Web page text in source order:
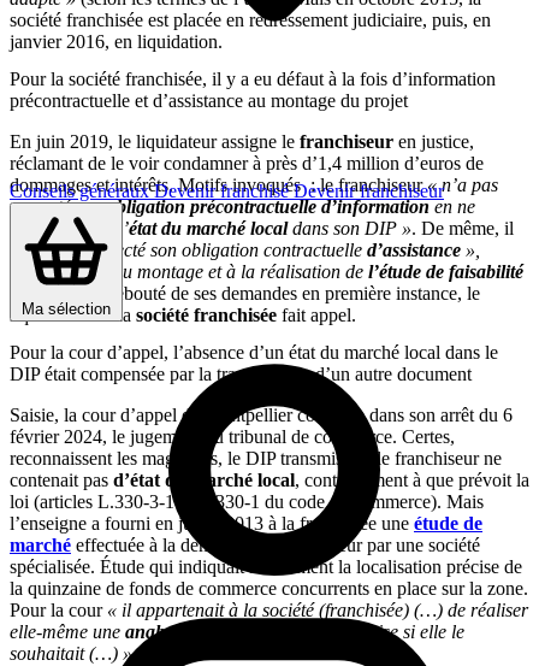
Conseils générauxDevenir franchiséDevenir franchiseur
Ma sélection
société franchisée est placée en redressement judiciaire, puis, en
janvier 2016, en liquidation.
Pour la société franchisée, il y a eu défaut à la fois d’information
précontractuelle et d’assistance au montage du projet
En juin 2019, le liquidateur assigne le franchiseur en justice,
réclamant de le voir condamner à près d’1,4 million d’euros de
dommages et intérêts. Motifs invoqués : le franchiseur« n’a pas
respecté sonobligation précontractuelle d’informationen ne
délivrant pas d’état du marché localdans son DIP ». De même, il
n’a« pas respecté son obligation contractuelle d’assistance »,
notamment «
au montage et à la réalisation de l’étude de faisabilité
Débouté de ses demandes en première instance, le
liquidateur de la société franchisée fait appel.
Pour la cour d’appel, l’absence d’un état du marché local dans le
DIP était compensée par la transmission d’un autre document
Saisie, la cour d’appel de Montpellier confirme dans son arrêt du 6
février 2024, le jugement du tribunal de commerce. Certes,
reconnaissent les magistrats, le DIP transmis par le franchiseur ne
contenait pas d’état du marché local, contrairement à que prévoit la
loi (articles L.330-3-1 et R 330-1 du code de commerce). Mais
l’enseigne a fourni en juillet 2013 à la franchisée une étude de
marché effectuée à la demande du franchiseur par une société
spécialisée. Étude qui indiquait notamment la localisation précise de
la quinzaine de fonds de commerce concurrents en place sur la zone.
Pour la cour « il appartenait à la société (franchisée) (…) de réaliser
elle-même une analyse d’implantation
plus précise si elle le
souhaitait (…) »